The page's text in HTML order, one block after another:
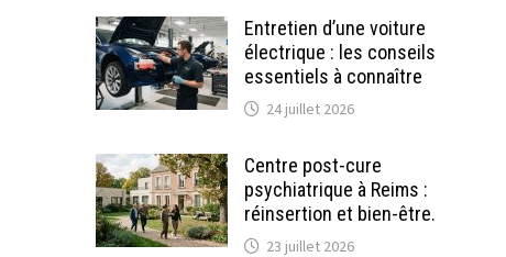
Entretien d’une voiture
électrique : les conseils
essentiels à connaître
24 juillet 2026
Centre post-cure
psychiatrique à Reims :
réinsertion et bien-être.
23 juillet 2026